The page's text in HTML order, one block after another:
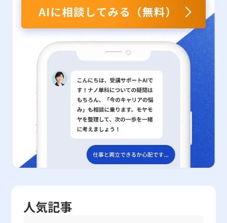
証が信頼性の高い意思決定を支える基盤となっている。 以上のよ
要な概念であり、その効果的な活用は企業の成長戦略における大き
なアドバンテージとなる。実行可能性が高いと判断されたプロジェ
クトは、さらに具体的な実行計画やプロトタイプ開発、そして市場
テストへと展開されるため、初期段階からの綿密な評価が成功の鍵
を握っている。新たなビジネス環境において、日々変動するリスク
やチャンスに対応するため、フィジビリティスタディを通じた継続
的な評価と改善のサイクルを築くことが、現代のビジネスパーソン
にとって不可欠なスキルである。 今回の記事では、フィジビリテ
ィの定義、実施の際の注意点、さらにはその評価過程の具体的な要
素について概観してきた。20代の若手ビジネスマンは、これらの
知識を基盤として、新規事業におけるリスクマネジメントや資源配
分、組織内外との連携を図ることで、より確実な事業化戦略を策定
してほしい。現代の不確実な経済環境においては、実現可能性の正
タルトランスフォーメーションやグローバル競争の激化により、迅
速な経営判断と実務レベルでの対応が求められる。ハンズオン支援
は、そのような環境の中で即戦力となる人材育成および企業の変革
を促す有効な手法として、ますます注目されることが予想される。
特に、クラウド型の給与計算ソフト「マネーフォワード クラウド
給与」やその他の人事労務管理システムと連携することで、ハンズ
オンの効果測定や効率的な業務改善がリアルタイムで行える点は、
今後の導入ケースをさらに拡大させる要因となるであろう。 ま
た、企業内部だけでなく、各種行政支援や公的機関との連携によっ
て、ハンズオン支援のノウハウは中小企業の経営改善のみならず、
地域経済全体の振興にも大いに貢献する。多様な業界での成功事例
を参考に、各企業は自社の現状と目的に応じたハンズオン施策を検
は、ハンズオンという実践的な学習・支援手法について、その基本
概念から具体的な実施方法、メリット・デメリット、さらに実践事
や人事労務管理システムとの連携により、業務の効率化や効果の定
整理するための戦略的フレームワークであり、具体的な数値や事
例、さらには他の手法との融合（リーンキャンバスやバリュープロ
ポジションキャンバスとの併用）によって、その効果は加速度的に
拡大します。 しかしながら、キャンバスを効果的に活用するに
は、初期段階から完璧を求めず、仮説検証を繰り返しながら進化さ
せる柔軟な姿勢が必要です。また、情報共有の徹底や定期的な見直
しと更新を怠らないことで、常に最新の市場環境に即した戦略的判
断が可能となります。 特に、デジタルトランスフォーメーション
が急速に進む現代においては、ビジネスモデルキャンバスの活用が
企業の競争優位性を決定付ける要因となることは間違いありませ
ん。各要素に対して十分な検証と議論を行い、実行に移すことで、
ビジネスの全体像が明確になり、内部コミュニケーションの活性化
や市場動向に対する俊敏な対応が実現されます。 最終的に、ビジ
ネスモデルキャンバスは、単なる計画書や図表としてではなく、企
業の成長戦略の「羅針盤」として機能します。新規事業の創出や既
存事業の改善を進めるうえで、キャンバスの定期的なアップデート
実践することで、自己のキャリアや企業の持続的成長に大きく寄与
トブランドや物流システムの見直し、さらにはセブン銀行の設立に
より、コンビニエンスストアとしてのイメージを大きく刷新しまし
た。こうした成功例は、各企業が自社の強みや既存の事業資源を如
何に有効活用し、新たな市場環境に適応していったかが、大きなポ
イントとなっています。 多角化戦略の注意点 多角化戦略の導入に
は多くのメリットがある一方で、企業経営におけるリスクや失敗の
可能性も孕んでいます。まず、複数の事業領域へ同時に経営資源を
分散させることで、各事業の成長を促進する一方、主力事業への集
中力が低下し、結果として経営の非効率化を招く恐れがあります。
実際に、RIZAPやAOKIホールディングス、ファーストリテイリング
の一部事例は、適切なリスクコントロールを欠いた多角化戦略が各
企業において業績悪化をもたらしたケースとして教訓となります。
また、各新規事業の市場調査や顧客分析が十分に行われない場合、
参入後に予測外のコスト増大や市場シェアの低下が発生するリスク
も無視できません。市場・顧客調査を徹底し、仮説ベースで開始し
た新規事業でも、段階的にリアルタイムのデータを用いて戦略を修
ります。そのため、各企業は事前に経営資源の強みを徹底的に洗い
人気記事